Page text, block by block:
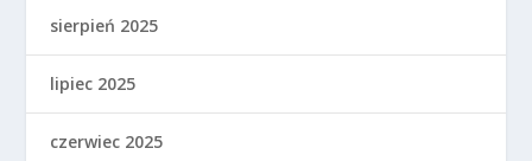
sierpień 2025
lipiec 2025
czerwiec 2025